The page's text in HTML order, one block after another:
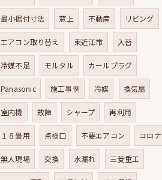
最小据付寸法 窓上 不動産 リビング
エアコン取り替え 東近江市 入替
冷媒不足 モルタル カールプラグ
Panasonic 施工事例 冷媒 換気扇
室内機 故障 シャープ 再利用
１８畳用 点検口 不要エアコン コロナ
無人現場 交換 水漏れ 三菱重工